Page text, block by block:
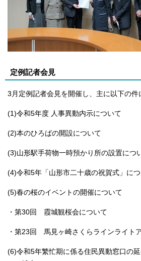
定例記者会見
3月定例記者会見を開催し、主に以下の件
(1)令和5年度 人事異動内示について
(2)本のひろばの開設について
(3)山形駅手荷物一時預かり所の設置につ
(4)令和5年「山形市二十歳の祝賀式」に
(5)春の桜のイベントの開催について
・第30回 霞城観桜会について
・第23回 馬見ヶ崎さくらラインライト
(6)令和5年繁忙期に係る住民異動窓口の